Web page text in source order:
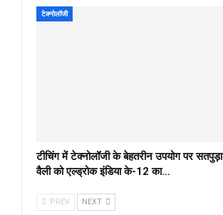
टेक्नोलॉजी
टीचिंग में टेक्नोलॉजी के बेहतरीन उपयोग पर सतपुड़ा
वैली को एल्ड्रोक इंडिया के-12 का…
PREV NEXT